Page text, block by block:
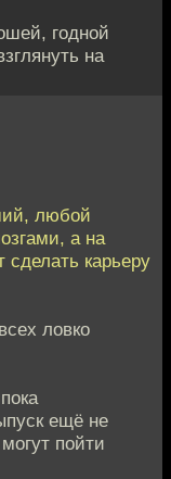
годной
на
любой
а на
сделать карьеру
ловко
ещё не
пойти